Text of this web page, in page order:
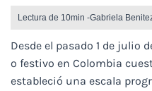
Gabriela
Lectura de 10min -
Desde el pasado 1 de julio
o festivo en Colombia
estableció una escala